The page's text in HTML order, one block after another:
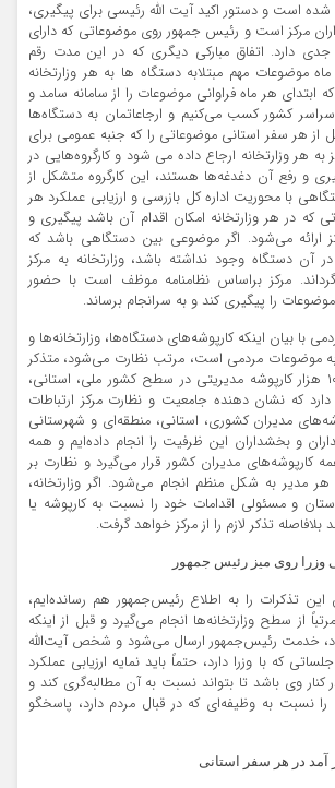
است و دستور اکید آیت الله رئیسی برای پیگیری،
مرکز است و رئیس جمهور روی موضوعاتی که دارای
دارد. اتفاق مبارکی دیگری که در این مدت رقم
موضوعات مهم مبتلابه دستگاه ها به هر وزارتخانه‌
ابتدای هر ماه فراوانی موضوعات را از سامانه سامد و
کشور کسب می‌کنیم و ارجاعاتمان به دستگاه‌ها
از هر سفر استانی موضوعاتی را که جنبه عمومی برای
به هر وزارتخانه‌ ارجاع داده می شود و کارگروه‌هایی در
و رفع آن دغدغه‌ها هستند، این کارگروه متشکل از
با محوریت اداره کل بازرسی و ارزیابی عملکرد هر
که در هر وزارتخانه امکان اقدام آن باشد پیگیری و
ارائه می‌شود. اگر موضوعی بین دستگاهی باشد که
آن دستگاه وجود نداشته باشد، وزارتخانه به مرکز
مرکز براساس نظامنامه موظف است با حضور
را پیگیری کند و به سرانجام برساند.
با بیان اینکه کارپوشه‌های دستگاه‌ها، وزارتخانه‌ها و
موضوعات مردمی است، مرتب نظارت می‌شود، متذکر
شد: این مرکز بالغ بر ۱۰ هزار کارپوشه مدیریتی در سطح کشور ملی، استانی،
که نشان دهنده جامعیت و نظارت مرکز ارتباطات
مدیران کشوری، استانی، منطقه‌ای و شهرستانی
و بخشداران این ظرفیت را انجام داده‌ایم و همه
کارپوشه‌های مدیران کشور قرار می‌گیرد و نظارت بر
مدیر به شکل منظم انجام می‌شود. اگر وزارتخانه‌،
و مسئولی اقدامات خود را نسبت به کارپوشه یا
بلافاصله تذکر لازم را از مرکز خواهد گرفت.
وزرا روی میز رئیس جمهور
این تذکرات را به اطلاع رئیس‌جمهور هم رسانده‌ایم،
از سطح وزارتخانه‌ها انجام می‌گیرد و قبل از اینکه
خدمت رئیس‌جمهور ارسال می‌شود و شخص آیت‌الله
که با وزرا دارد، حتماً باید نمایه‌ ارزیابی عملکرد
کنار وی باشد تا بتواند نسبت به آن مطالبه‌گری کند و
نسبت به وظیفه‌ای که در قبال مردم دارد، پاسخگو
آمد در هر سفر استانی